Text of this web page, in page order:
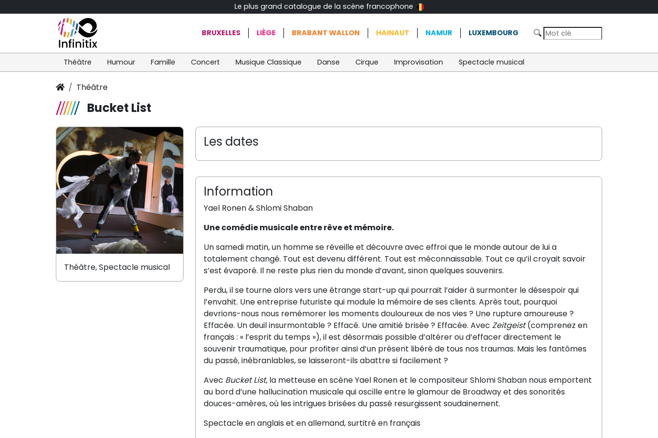
Le plus grand catalogue de la scène francophone
BRUXELLES LIÈGE BRABANT WALLON HAINAUT NAMUR LUXEMBOURG
Théâtre Humour Famille Concert Musique Classique Danse Cirque Improvisation Spectacle musical
Théâtre
Bucket List
Les dates
Information
Yael Ronen & Shlomi Shaban
Une comédie musicale entre rêve et mémoire.
Un samedi matin, un homme se réveille et découvre avec effroi que le monde autour de lui a
totalement changé. Tout est devenu différent. Tout est méconnaissable. Tout ce qu’il croyait savoir
s’est évaporé. Il ne reste plus rien du monde d’avant, sinon quelques souvenirs.
Perdu, il se tourne alors vers une étrange start-up qui pourrait l’aider à surmonter le désespoir qui
l’envahit. Une entreprise futuriste qui module la mémoire de ses clients. Après tout, pourquoi
devrions-nous nous remémorer les moments douloureux de nos vies ? Une rupture amoureuse ?
Effacée. Un deuil insurmontable ? Effacé. Une amitié brisée ? Effacée. Avec Zeitgeist(comprenez en
français : « l’esprit du temps »), il est désormais possible d’altérer ou d’effacer directement le
souvenir traumatique, pour profiter ainsi d’un présent libéré de tous nos traumas. Mais les fantômes
du passé, inébranlables, se laisseront-ils abattre si facilement ?
Avec Bucket List, la metteuse en scène Yael Ronen et le compositeur Shlomi Shaban nous emportent
au bord d’une hallucination musicale qui oscille entre le glamour de Broadway et des sonorités
douces-amères, où les intrigues brisées du passé resurgissent soudainement.
Spectacle en anglais et en allemand, surtitré en français
Théâtre, Spectacle musical